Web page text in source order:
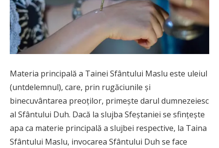
Materia principală a Tainei Sfântului Maslu este uleiul
(untdelemnul), care, prin rugăciunile şi
binecuvântarea preoţilor, primeşte darul dumnezeiesc
al Sfântului Duh. Dacă la slujba Sfeştaniei se sfinţeşte
apa ca materie principală a slujbei respective, la Taina
Sfântului Maslu, invocarea Sfântului Duh se face